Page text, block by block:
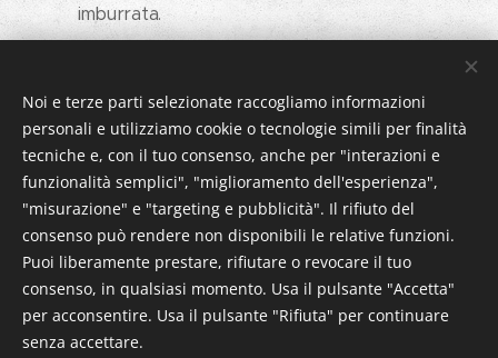
imburrata.
Cuocere in forno ventilato preriscaldato a 200°C
per 10 minuti. Poi abbassare il forno a 160°C e
continuare a cuocere per ca. 35 minuti.
© 2023 DOLCISSIMMA | Alle Rechte vorbehalten.
Noi e terze parti selezionate raccogliamo informazioni
personali e utilizziamo cookie o tecnologie simili per finalità
tecniche e, con il tuo consenso, anche per "interazioni e
funzionalità semplici", "miglioramento dell'esperienza",
"misurazione" e "targeting e pubblicità". Il rifiuto del
consenso può rendere non disponibili le relative funzioni.
Puoi liberamente prestare, rifiutare o revocare il tuo
consenso, in qualsiasi momento. Usa il pulsante "Accetta"
per acconsentire. Usa il pulsante "Rifiuta" per continuare
senza accettare.